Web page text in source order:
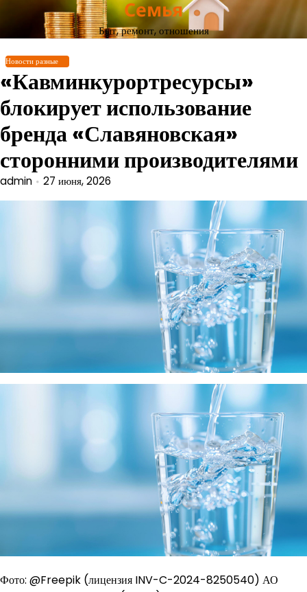
Перейти
содержимому
Семья
Быт, ремонт, отношения
Новости разные
«Кавминкурортресурсы»
блокирует использование
бренда «Славяновская»
сторонними производителями
admin 27 июня, 2026
Фото: @Freepik (лицензия INV-C-2024-8250540) АО